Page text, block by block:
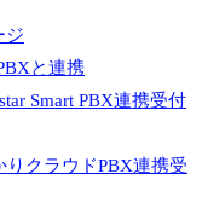
ジ
と連携
Smart PBX連携受付
クラウドPBX連携受